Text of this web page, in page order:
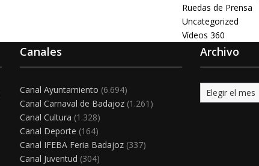
Ruedas de Prensa
Uncategorized
Vídeos 360
Canales
Canal Ayuntamiento (6.694)
Canal Carnaval de Badajoz (1.261)
Canal Cultura (1.328)
Canal Deporte (164)
Canal IFEBA Feria Badajoz (337)
Canal Juventud (304)
Archivo
Archivo